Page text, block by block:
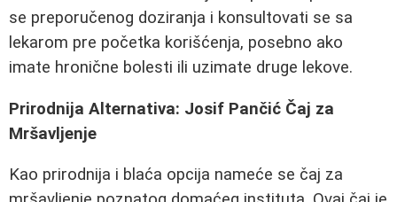
se preporučenog doziranja i konsultovati se sa
lekarom pre početka korišćenja, posebno ako
imate hronične bolesti ili uzimate druge lekove.
Prirodnija Alternativa: Josif Pančić Čaj za
Mršavljenje
Kao prirodnija i blaća opcija nameće se čaj za